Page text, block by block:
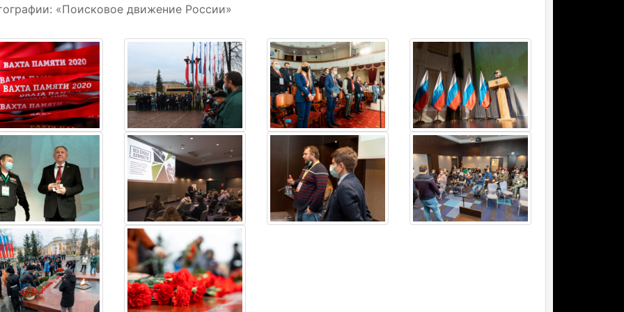
«Поисковое движение России»